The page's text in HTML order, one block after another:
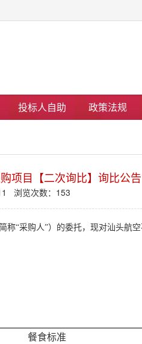
投标人自助 政策法规
项目【二次询比】询比公告
浏览次数： 153
称“采购人”）的委托， 现对汕头航
餐食标准